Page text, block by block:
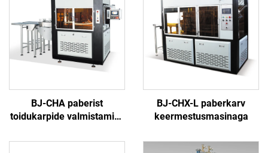
BJ-CHA paberist
toidukarpide valmistamise
BJ-CHX-L paberkarv
keermestusmasinaga